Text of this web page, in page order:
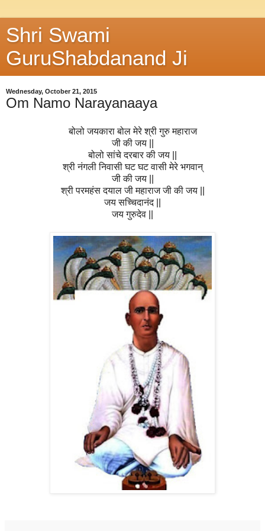
Shri Swami
GuruShabdanand Ji
Wednesday, October 21, 2015
Om Namo Narayanaaya
बोलो जयकारा बोल मेरे श्री गुरु महाराज
जी की जय ||
बोलो सांचे दरबार की जय ||
श्री नंगली निवासी घट घट वासी मेरे भगवान्
जी की जय ||
श्री परमहंस दयाल जी महाराज जी की जय ||
जय सच्चिदानंद ||
जय गुरुदेव ||